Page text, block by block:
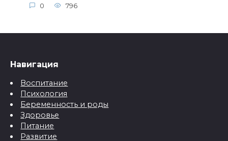
0 796
Навигация
Воспитание
Психология
Беременность и роды
Здоровье
Питание
Развитие